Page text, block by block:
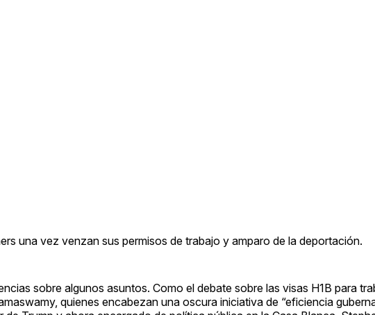
una vez venzan sus permisos de trabajo y amparo de la deportación.
sobre algunos asuntos. Como el debate sobre las visas H1B para
quienes encabezan una oscura iniciativa de “eficiencia